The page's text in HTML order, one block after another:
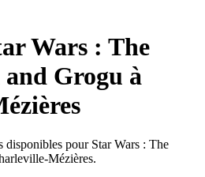
Wars : The
Grogu à
disponibles pour Star Wars : The
Mézières.